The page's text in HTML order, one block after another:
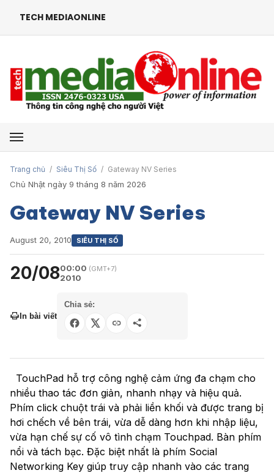
TECH MEDIAONLINE
Mở menu
Trang chủ / Siêu Thị Số / Gateway NV Series
Chủ Nhật ngày 9 tháng 8 năm 2026
Gateway NV Series
August 20, 2010 SIÊU THỊ SỐ
20/0800:00 (GMT+7)
2010
In bài viết
Chia sẻ:
TouchPad hỗ trợ công nghệ cảm ứng đa chạm cho
nhiều thao tác đơn giản, nhanh nhạy và hiệu quả.
Phím click chuột trái và phải liền khối và được trang bị
hơi chếch về bên trái, vừa dễ dàng hơn khi nhập liệu,
vừa hạn chế sự cố vô tình chạm Touchpad. Bàn phím
nổi và tách bạc. Đặc biệt nhất là phím Social
Networking Key giúp truy cập nhanh vào các trang